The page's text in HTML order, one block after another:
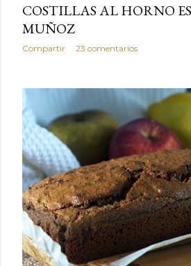
COSTILLAS AL HORNO
MUÑOZ
Compartir 23 comentarios